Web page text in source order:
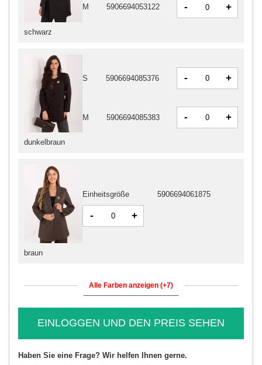
schwarz
M 5906694053122 - +
dunkelbraun
S 5906694085376 - +
M 5906694085383 - +
braun
Einheitsgröße 5906694061875
- +
Alle Farben anzeigen (+7)
EINLOGGEN UND DEN PREIS SEHEN
Haben Sie eine Frage? Wir helfen Ihnen gerne.